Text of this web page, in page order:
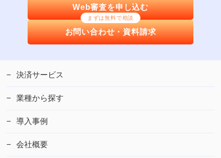
Web審査を申し込む
まずは無料で相談
お問い合わせ・資料請求
決済サービス
業種から探す
導入事例
会社概要